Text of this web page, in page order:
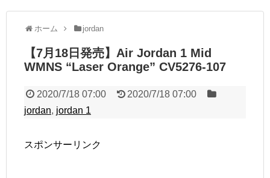
ホーム jordan
【7月18日発売】Air Jordan 1 Mid
WMNS “Laser Orange” CV5276-107
2020/7/18 07:00
2020/7/18 07:00
jordan, jordan 1
スポンサーリンク